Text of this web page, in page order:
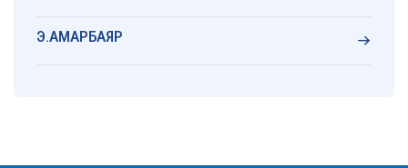
Э.АМАРБАЯР